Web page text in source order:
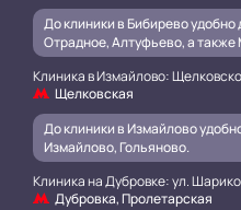
До клиники в Бибирево
Отрадное, Алтуфьево, а
Клиника в Измайлово:
Щелковская
До клиники в Измайлово
Измайлово, Гольяново.
Клиника на Дубровке: ул.
Дубровка, Пролетарская